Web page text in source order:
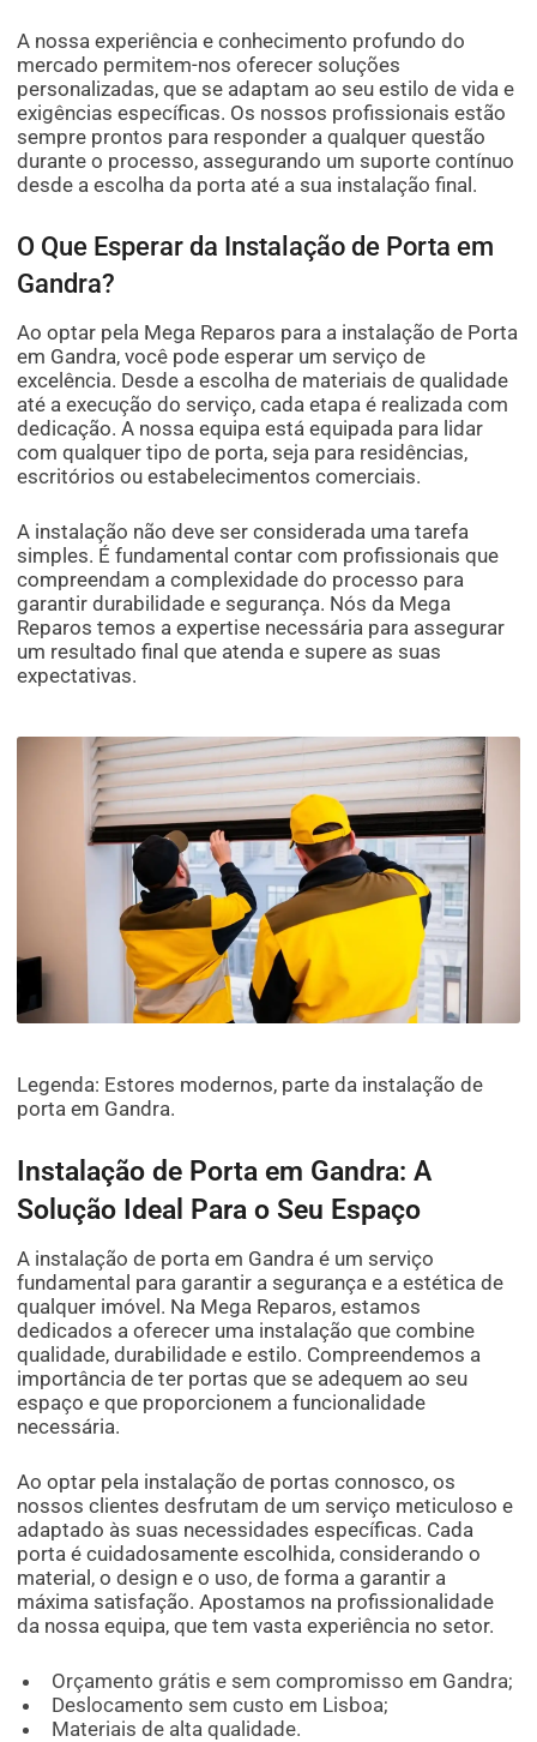
A nossa experiência e conhecimento profundo do
mercado permitem-nos oferecer soluções
personalizadas, que se adaptam ao seu estilo de vida e
exigências específicas. Os nossos profissionais estão
sempre prontos para responder a qualquer questão
durante o processo, assegurando um suporte contínuo
desde a escolha da porta até a sua instalação final.
O Que Esperar da Instalação de Porta em
Gandra?
Ao optar pela Mega Reparos para a instalação de Porta
em Gandra, você pode esperar um serviço de
excelência. Desde a escolha de materiais de qualidade
até a execução do serviço, cada etapa é realizada com
dedicação. A nossa equipa está equipada para lidar
com qualquer tipo de porta, seja para residências,
escritórios ou estabelecimentos comerciais.
A instalação não deve ser considerada uma tarefa
simples. É fundamental contar com profissionais que
compreendam a complexidade do processo para
garantir durabilidade e segurança. Nós da Mega
Reparos temos a expertise necessária para assegurar
um resultado final que atenda e supere as suas
expectativas.
Legenda: Estores modernos, parte da instalação de
porta em Gandra.
Instalação de Porta em Gandra: A
Solução Ideal Para o Seu Espaço
A instalação de porta em Gandra é um serviço
fundamental para garantir a segurança e a estética de
qualquer imóvel. Na Mega Reparos, estamos
dedicados a oferecer uma instalação que combine
qualidade, durabilidade e estilo. Compreendemos a
importância de ter portas que se adequem ao seu
espaço e que proporcionem a funcionalidade
necessária.
Ao optar pela instalação de portas connosco, os
nossos clientes desfrutam de um serviço meticuloso e
adaptado às suas necessidades específicas. Cada
porta é cuidadosamente escolhida, considerando o
material, o design e o uso, de forma a garantir a
máxima satisfação. Apostamos na profissionalidade
da nossa equipa, que tem vasta experiência no setor.
Orçamento grátis e sem compromisso em Gandra;
Deslocamento sem custo em Lisboa;
Materiais de alta qualidade.